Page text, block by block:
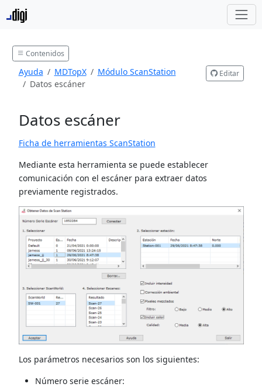
Contenidos
Ayuda MDTopX
Módulo ScanStation
Datos escáner
Editar
Datos escáner
Ficha de herramientas ScanStation
Mediante esta herramienta se puede establecer
comunicación con el escáner para extraer datos
previamente registrados.
Los parámetros necesarios son los siguientes:
Número serie escáner: